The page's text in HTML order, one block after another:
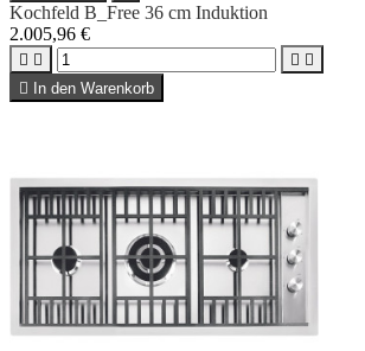
Kochfeld B_Free 36 cm Induktion
2.005,96 €
   
 In den Warenkorb